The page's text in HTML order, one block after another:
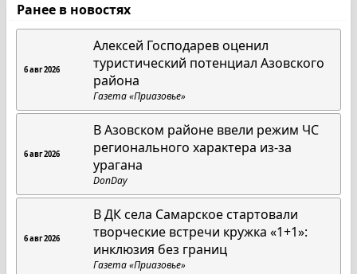
Ранее в новостях
6 авг 2026
Алексей Господарев оценил
туристический потенциал Азовского
района
Газета «Приазовье»
6 авг 2026
В Азовском районе ввели режим ЧС
регионального характера из-за
урагана
DonDay
6 авг 2026
В ДК села Самарское стартовали
творческие встречи кружка «1+1»:
инклюзия без границ
Газета «Приазовье»